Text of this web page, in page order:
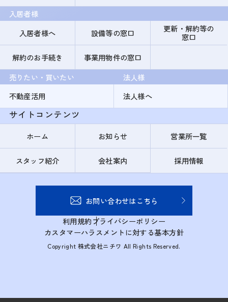
入居者様
入居者様へ
設備等の窓口
更新・解約等の
窓口
解約のお手続き
事業用物件の窓口
売りたい・買いたい
不動産活用
法人様
法人様へ
サイトコンテンツ
ホーム お知らせ 営業所一覧
スタッフ紹介 会社案内 採用情報
お問い合わせはこちら
利用規約プライバシーポリシー
カスタマーハラスメントに対する基本方針
Copyright 株式会社ニチワ All Rights Reserved.